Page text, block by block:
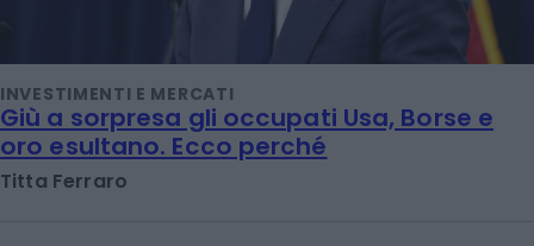
INVESTIMENTI E MERCATI
Giù a sorpresa gli occupati Usa, Borse e
oro esultano. Ecco perché
Titta Ferraro